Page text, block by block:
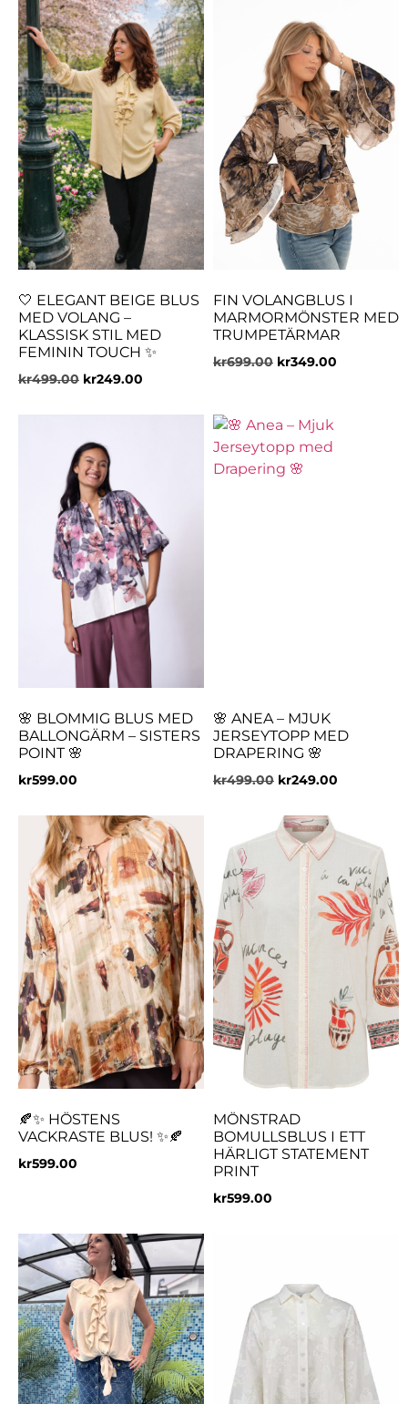
🤍 ELEGANT BEIGE BLUS
MED VOLANG –
KLASSISK STIL MED
FEMININ TOUCH ✨
kr499.00 kr249.00
FIN VOLANGBLUS I
MARMORMÖNSTER MED
TRUMPETÄRMAR
kr699.00 kr349.00
🌸 BLOMMIG BLUS MED
BALLONGÄRM – SISTERS
POINT 🌸
kr599.00
🌸 ANEA – MJUK
JERSEYTOPP MED
DRAPERING 🌸
kr499.00 kr249.00
🍂✨ HÖSTENS
VACKRASTE BLUS! ✨🍂
kr599.00
MÖNSTRAD
BOMULLSBLUS I ETT
HÄRLIGT STATEMENT
PRINT
kr599.00